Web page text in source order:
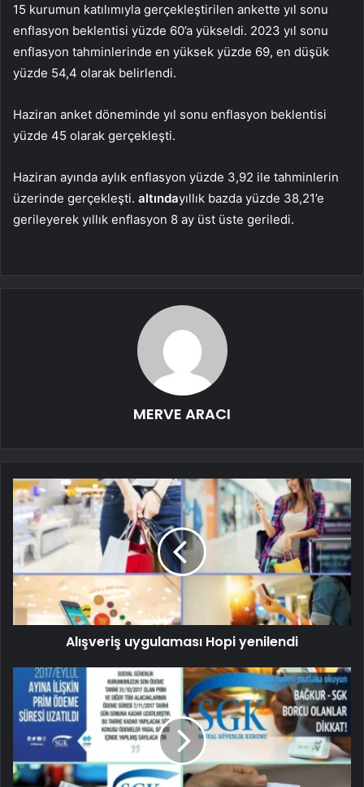
15 kurumun katılımıyla gerçekleştirilen ankette yıl sonu
enflasyon beklentisi yüzde 60’a yükseldi. 2023 yıl sonu
enflasyon tahminlerinde en yüksek yüzde 69, en düşük
yüzde 54,4 olarak belirlendi.
Haziran anket döneminde yıl sonu enflasyon beklentisi
yüzde 45 olarak gerçekleşti.
Haziran ayında aylık enflasyon yüzde 3,92 ile tahminlerin
üzerinde gerçekleşti. altındayıllık bazda yüzde 38,21’e
gerileyerek yıllık enflasyon 8 ay üst üste geriledi.
MERVE ARACI
Alışveriş uygulaması Hopi yenilendi